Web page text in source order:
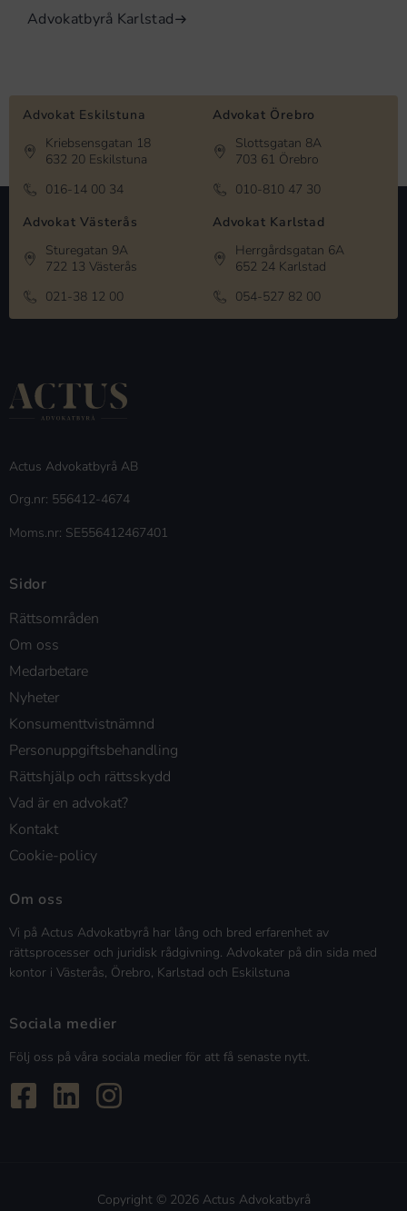
Advokatbyrå Karlstad
Advokat Eskilstuna
Kriebsensgatan 18
632 20 Eskilstuna
016-14 00 34
Advokat Örebro
Slottsgatan 8A
703 61 Örebro
010-810 47 30
Advokat Västerås
Sturegatan 9A
722 13 Västerås
021-38 12 00
Advokat Karlstad
Herrgårdsgatan 6A
652 24 Karlstad
054-527 82 00
Actus Advokatbyrå AB
Org.nr: 556412-4674
Moms.nr: SE556412467401
Sidor
Rättsområden
Om oss
Medarbetare
Nyheter
Konsumenttvistnämnd
Personuppgiftsbehandling
Rättshjälp och rättsskydd
Vad är en advokat?
Kontakt
Cookie-policy
Om oss
Vi på Actus Advokatbyrå har lång och bred erfarenhet av
rättsprocesser och juridisk rådgivning. Advokater på din sida med
kontor i Västerås, Örebro, Karlstad och Eskilstuna
Sociala medier
Följ oss på våra sociala medier för att få senaste nytt.
Copyright © 2026 Actus Advokatbyrå